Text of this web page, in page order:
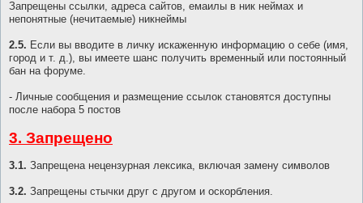
Запрещены ссылки, адреса сайтов, емаилы в ник неймах и
непонятные (нечитаемые) никнеймы
2.5. Если вы вводите в личку искаженную информацию о себе (имя,
город и т. д.), вы имеете шанс получить временный или постоянный
бан на форуме.
- Личные сообщения и размещение ссылок становятся доступны
после набора 5 постов
3. Запрещено
3.1. Запрещена нецензурная лексика, включая замену символов
3.2. Запрещены стычки друг с другом и оскорбления.